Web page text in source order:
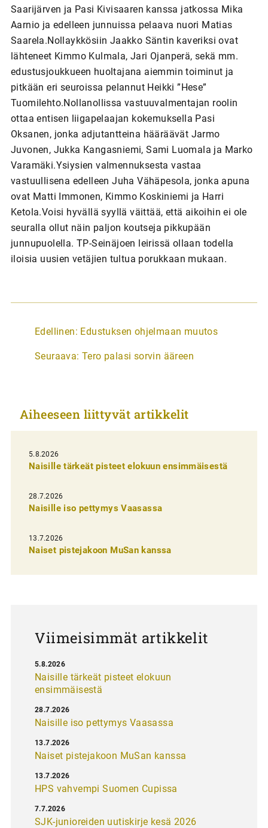
Saarijärven ja Pasi Kivisaaren kanssa jatkossa Mika
Aarnio ja edelleen junnuissa pelaava nuori Matias
Saarela.Nollaykkösiin Jaakko Säntin kaveriksi ovat
lähteneet Kimmo Kulmala, Jari Ojanperä, sekä mm.
edustusjoukkueen huoltajana aiemmin toiminut ja
pitkään eri seuroissa pelannut Heikki ”Hese”
Tuomilehto.Nollanollissa vastuuvalmentajan roolin
ottaa entisen liigapelaajan kokemuksella Pasi
Oksanen, jonka adjutantteina hääräävät Jarmo
Juvonen, Jukka Kangasniemi, Sami Luomala ja Marko
Varamäki.Ysiysien valmennuksesta vastaa
vastuullisena edelleen Juha Vähäpesola, jonka apuna
ovat Matti Immonen, Kimmo Koskiniemi ja Harri
Ketola.Voisi hyvällä syyllä väittää, että aikoihin ei ole
seuralla ollut näin paljon koutseja pikkupään
junnupuolella. TP-Seinäjoen leirissä ollaan todella
iloisia uusien vetäjien tultua porukkaan mukaan.
A
t
k
e
l
i
e
n
e
Edellinen: Edustuksen ohjelmaan muutos
Seuraava: Tero palasi sorvin ääreen
Aiheeseen liittyvät artikkelit
5.8.2026
Naisille tärkeät pisteet elokuun ensimmäisestä
28.7.2026
Naisille iso pettymys Vaasassa
13.7.2026
Naiset pistejakoon MuSan kanssa
Viimeisimmät artikkelit
Naisille tärkeät pisteet elokuun
ensimmäisestä
5.8.2026
Naisille iso pettymys Vaasassa
28.7.2026
Naiset pistejakoon MuSan kanssa
13.7.2026
HPS vahvempi Suomen Cupissa
13.7.2026
SJK-junioreiden uutiskirje kesä 2026
7.7.2026